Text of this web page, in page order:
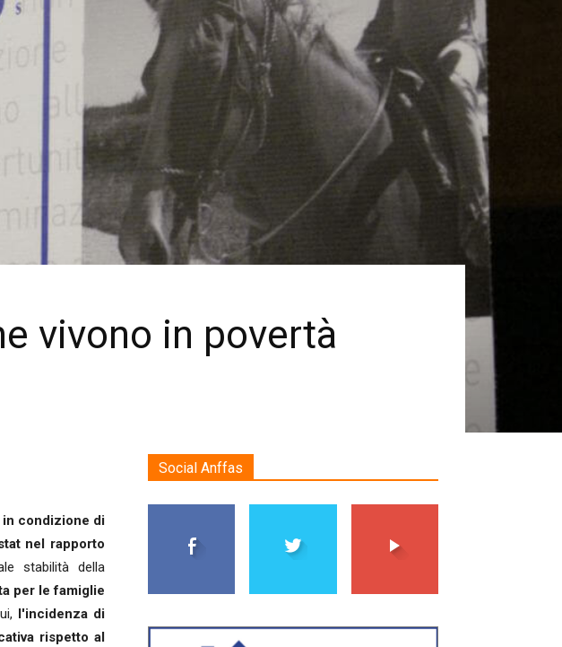
vivono in povertà
in condizione di
nel rapporto
stabilità della
per le famiglie
l'incidenza di
rispetto al
Social Anffas